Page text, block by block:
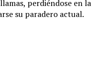
perdiéndose en la
su paradero actual.